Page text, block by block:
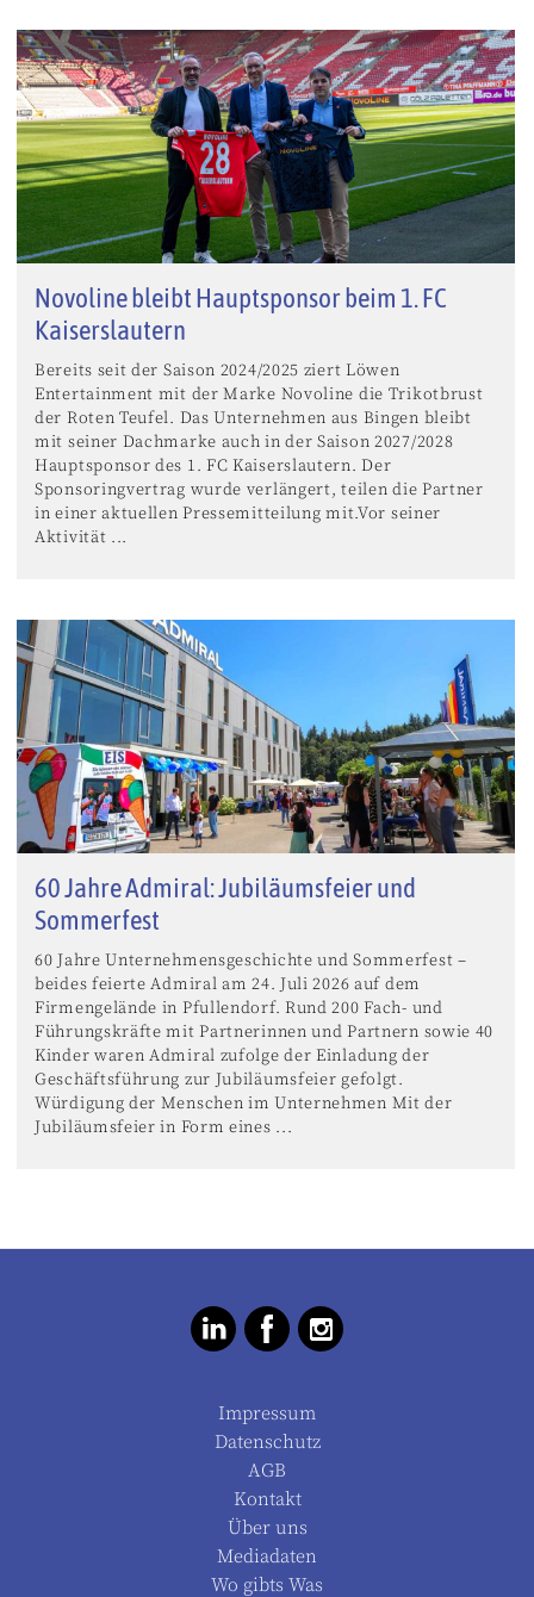
Novoline bleibt Hauptsponsor beim 1. FC
Kaiserslautern
Bereits seit der Saison 2024/2025 ziert Löwen
Entertainment mit der Marke Novoline die Trikotbrust
der Roten Teufel. Das Unternehmen aus Bingen bleibt
mit seiner Dachmarke auch in der Saison 2027/2028
Hauptsponsor des 1. FC Kaiserslautern. Der
Sponsoringvertrag wurde verlängert, teilen die Partner
in einer aktuellen Pressemitteilung mit.Vor seiner
Aktivität ...
60 Jahre Admiral: Jubiläumsfeier und
Sommerfest
60 Jahre Unternehmensgeschichte und Sommerfest –
beides feierte Admiral am 24. Juli 2026 auf dem
Firmengelände in Pfullendorf. Rund 200 Fach- und
Führungskräfte mit Partnerinnen und Partnern sowie 40
Kinder waren Admiral zufolge der Einladung der
Geschäftsführung zur Jubiläumsfeier gefolgt.
Würdigung der Menschen im Unternehmen Mit der
Jubiläumsfeier in Form eines ...
Impressum
Datenschutz
AGB
Kontakt
Über uns
Mediadaten
Wo gibts Was